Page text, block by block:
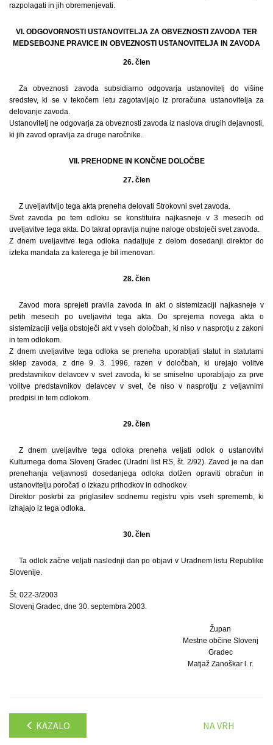
razpolagati in jih obremenjevati.
VI. ODGOVORNOSTI USTANOVITELJA ZA OBVEZNOSTI ZAVODA TER
MEDSEBOJNE PRAVICE IN OBVEZNOSTI USTANOVITELJA IN ZAVODA
26. člen
Za obveznosti zavoda subsidiarno odgovarja ustanovitelj do višine
sredstev, ki se v tekočem letu zagotavljajo iz proračuna ustanovitelja za
delovanje zavoda.
Ustanovitelj ne odgovarja za obveznosti zavoda iz naslova drugih dejavnosti,
ki jih zavod opravlja za druge naročnike.
VII. PREHODNE IN KONČNE DOLOČBE
27. člen
Z uveljavitvijo tega akta preneha delovati Strokovni svet zavoda.
Svet zavoda po tem odloku se konstituira najkasneje v 3 mesecih od
uveljavitve tega akta. Do takrat opravlja nujne naloge obstoječi svet zavoda.
Z dnem uveljavitve tega odloka nadaljuje z delom dosedanji direktor do
izteka mandata za katerega je bil imenovan.
28. člen
Zavod mora sprejeti pravila zavoda in akt o sistemizaciji najkasneje v
petih mesecih po uveljavitvi tega akta. Do sprejema novega akta o
sistemizaciji velja obstoječi akt v vseh določbah, ki niso v nasprotju z zakoni
in tem odlokom.
Z dnem uveljavitve tega odloka se preneha uporabljati statut in statutarni
sklep zavoda, z dne 9. 3. 1996, razen v določbah, ki urejajo volitve
predstavnikov delavcev v svet zavoda, ki se smiselno uporabljajo za prve
volitve predstavnikov delavcev v svet, če niso v nasprotju z veljavnimi
predpisi in tem odlokom.
29. člen
Z dnem uveljavitve tega odloka preneha veljati odlok o ustanovitvi
Kulturnega doma Slovenj Gradec (Uradni list RS, št. 2/92). Zavod je na dan
prenehanja veljavnosti dosedanjega odloka dolžen opraviti obračun in
ustanovitelju poročati o izkazu prihodkov in odhodkov.
Direktor poskrbi za priglasitev sodnemu registru vpis vseh sprememb, ki
izhajajo iz tega odloka.
30. člen
Ta odlok začne veljati naslednji dan po objavi v Uradnem listu Republike
Slovenije.
Št. 022-3/2003
Slovenj Gradec, dne 30. septembra 2003.
Župan
Mestne občine Slovenj
Gradec
Matjaž Zanoškar l. r.
KAZALO NA VRH